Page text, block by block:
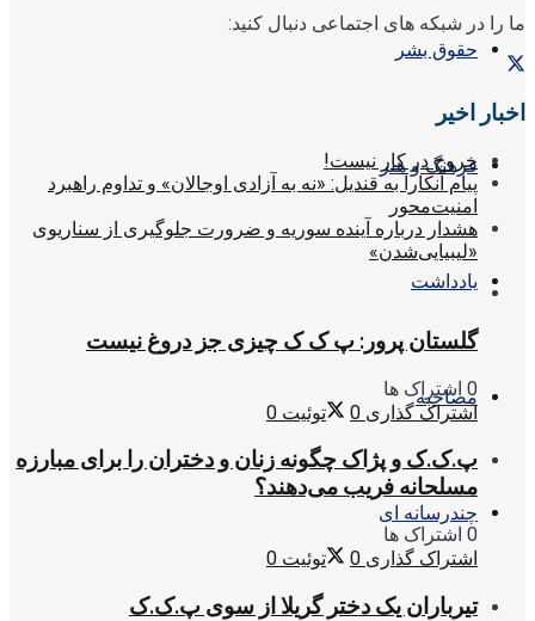
حقوق بشر
فرهنگ و هنر
یادداشت
مصاحبه
چندرسانه ای
ما را در شبکه های اجتماعی دنبال کنید:
اخبار اخیر
خروج در کار نیست!
پیام آنکارا به قندیل: «نه به آزادی اوجالان» و تداوم راهبرد
امنیت‌محور
هشدار درباره آینده سوریه و ضرورت جلوگیری از سناریوی
«لیبیایی‌شدن»
گلستان پرور: پ ک ک چیزی جز دروغ نیست
0 اشتراک ها
اشتراک گذاری 0 توئیت 0
پ.ک.ک و پژاک چگونه زنان و دختران را برای مبارزه
مسلحانه فریب می‌دهند؟
0 اشتراک ها
اشتراک گذاری 0 توئیت 0
تیرباران یک دختر گریلا از سوی پ.ک.ک